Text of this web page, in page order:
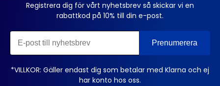
Registrera dig för vårt nyhetsbrev så skickar vi en
rabattkod på 10% till din e-post.
*VILLKOR: Gäller endast dig som betalar med Klarna och ej
har konto hos oss.